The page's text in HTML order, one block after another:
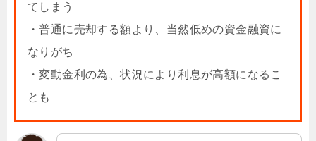
てしまう
・普通に売却する額より、当然低めの資金融資に
なりがち
・変動金利の為、状況により利息が高額になるこ
とも